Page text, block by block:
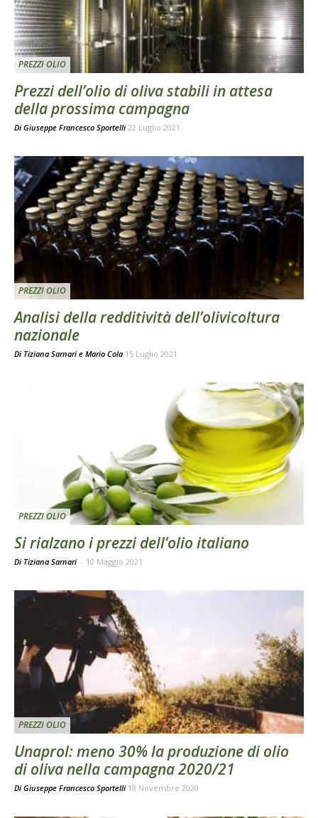
PREZZI OLIO
Prezzi dell’olio di oliva stabili in attesa
della prossima campagna
Di Giuseppe Francesco Sportelli 22 Luglio 2021
PREZZI OLIO
Analisi della redditività dell’olivicoltura
nazionale
Di Tiziana Sarnari e Mario Cola 15 Luglio 2021
PREZZI OLIO
Si rialzano i prezzi dell’olio italiano
Di Tiziana Sarnari - 10 Maggio 2021
PREZZI OLIO
Unaprol: meno 30% la produzione di olio
di oliva nella campagna 2020/21
Di Giuseppe Francesco Sportelli 18 Novembre 2020